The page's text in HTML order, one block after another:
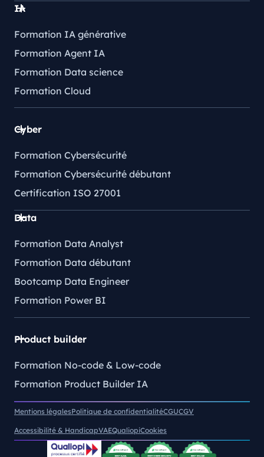
IA
Formation IA générative
Formation Agent IA
Formation Data science
Formation Cloud
Cyber
Formation Cybersécurité
Formation Cybersécurité débutant
Certification ISO 27001
Data
Formation Data Analyst
Formation Data débutant
Bootcamp Data Engineer
Formation Power BI
Product builder
Formation No-code & Low-code
Formation Product Builder IA
Mentions légalesPolitique de confidentialitéCGUCGV
Accessibilité & HandicapVAEQualiopiCookies